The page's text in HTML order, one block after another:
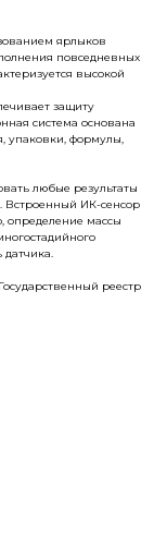
ярлыков
повседневных
высокой
защиту
система основана
упаковки, формулы,
любые результаты
Встроенный ИК-сенсор
определение массы
реестр